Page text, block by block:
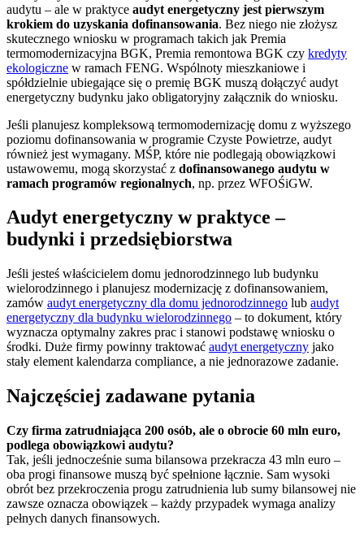
audytu – ale w praktyce audyt energetyczny jest pierwszym
krokiem do uzyskania dofinansowania. Bez niego nie złożysz
skutecznego wniosku w programach takich jak Premia
termomodernizacyjna BGK, Premia remontowa BGK czy kredyty
ekologiczne w ramach FENG. Wspólnoty mieszkaniowe i
spółdzielnie ubiegające się o premię BGK muszą dołączyć audyt
energetyczny budynku jako obligatoryjny załącznik do wniosku.
Jeśli planujesz kompleksową termomodernizację domu z wyższego
poziomu dofinansowania w programie Czyste Powietrze, audyt
również jest wymagany. MŚP, które nie podlegają obowiązkowi
ustawowemu, mogą skorzystać z dofinansowanego audytu w
ramach programów regionalnych, np. przez WFOŚiGW.
Audyt energetyczny w praktyce –
budynki i przedsiębiorstwa
Jeśli jesteś właścicielem domu jednorodzinnego lub budynku
wielorodzinnego i planujesz modernizację z dofinansowaniem,
zamów audyt energetyczny dla domu jednorodzinnego lub audyt
energetyczny dla budynku wielorodzinnego – to dokument, który
wyznacza optymalny zakres prac i stanowi podstawę wniosku o
środki. Duże firmy powinny traktować audyt energetyczny jako
stały element kalendarza compliance, a nie jednorazowe zadanie.
Najczęściej zadawane pytania
Czy firma zatrudniająca 200 osób, ale o obrocie 60 mln euro,
podlega obowiązkowi audytu?
Tak, jeśli jednocześnie suma bilansowa przekracza 43 mln euro –
oba progi finansowe muszą być spełnione łącznie. Sam wysoki
obrót bez przekroczenia progu zatrudnienia lub sumy bilansowej nie
zawsze oznacza obowiązek – każdy przypadek wymaga analizy
pełnych danych finansowych.